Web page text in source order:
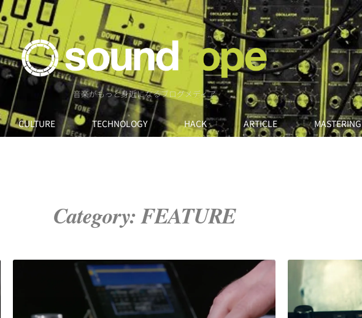
音楽がもっと身近になるブログメディア
CULTURE TECHNOLOGY HACK ARTICLE MASTERING
Category: FEATURE